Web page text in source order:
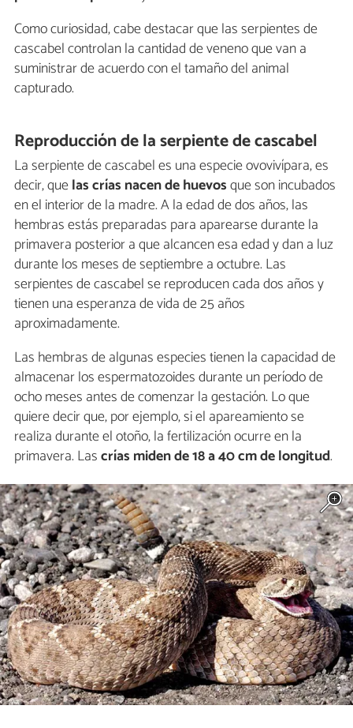
Como curiosidad, cabe destacar que las serpientes de
cascabel controlan la cantidad de veneno que van a
suministrar de acuerdo con el tamaño del animal
capturado.
Reproducción de la serpiente de cascabel
La serpiente de cascabel es una especie ovovivípara, es
decir, quelas crías nacen de huevosque son incubados
en el interior de la madre. A la edad de dos años, las
hembras estás preparadas para aparearse durante la
primavera posterior a que alcancen esa edad y dan a luz
durante los meses de septiembre a octubre. Las
serpientes de cascabel se reproducen cada dos años y
tienen una esperanza de vida de 25 años
aproximadamente.
Las hembras de algunas especies tienen la capacidad de
almacenar los espermatozoides durante un período de
ocho meses antes de comenzar la gestación. Lo que
quiere decir que, por ejemplo, si el apareamiento se
realiza durante el otoño, la fertilización ocurre en la
primavera. Lascrías miden de 18 a 40 cm de longitud.